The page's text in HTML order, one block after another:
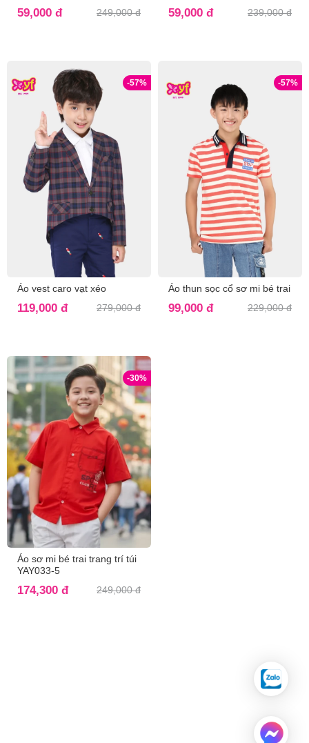
59,000 đ 249,000 đ 59,000 đ 239,000 đ
-57%
Áo vest caro vạt xéo
119,000 đ 279,000 đ
-57%
Áo thun sọc cổ sơ mi bé trai
99,000 đ 229,000 đ
-30%
Áo sơ mi bé trai trang trí túi
YAY033-5
174,300 đ 249,000 đ